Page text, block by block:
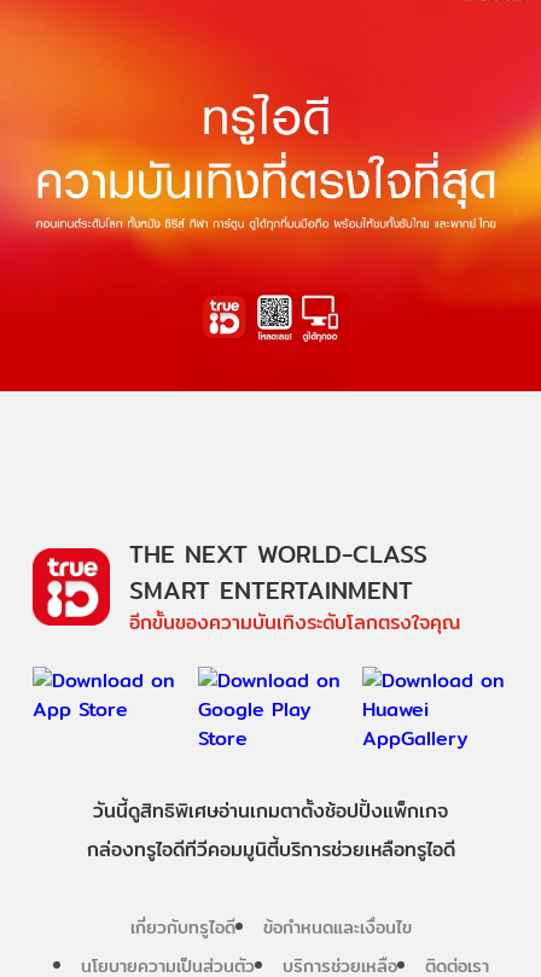
THE NEXT WORLD-CLASS
SMART ENTERTAINMENT
อีกขั้นของความบันเทิงระดับโลกตรงใจคุณ
วันนี้ดูสิทธิพิเศษอ่านเกมตาตั้งช้อปปิ้งแพ็กเกจ
กล่องทรูไอดีทีวีคอมมูนิตี้บริการช่วยเหลือทรูไอดี
เกี่ยวกับทรูไอดี
ข้อกำหนดและเงื่อนไข
นโยบายความเป็นส่วนตัว
บริการช่วยเหลือ ติดต่อเรา